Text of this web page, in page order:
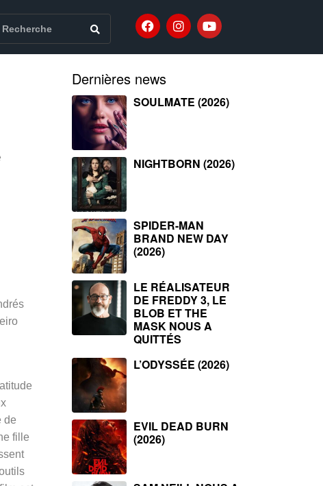
de
fille
Dernières news
SOULMATE (2026)
NIGHTBORN (2026)
SPIDER-MAN
BRAND NEW DAY
(2026)
LE RÉALISATEUR
DE FREDDY 3, LE
BLOB ET THE
MASK NOUS A
QUITTÉS
L’ODYSSÉE (2026)
EVIL DEAD BURN
(2026)